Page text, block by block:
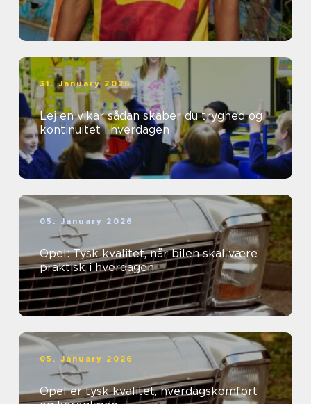
31. January 2026
Lej en vikar sådan skaber du tryghed og
kontinuitet i hverdagen
05. January 2026
Opel: Tysk kvalitet, når bilen skal være
praktisk i hverdagen
05. January 2026
Opel er tysk kvalitet, hverdagskomfort